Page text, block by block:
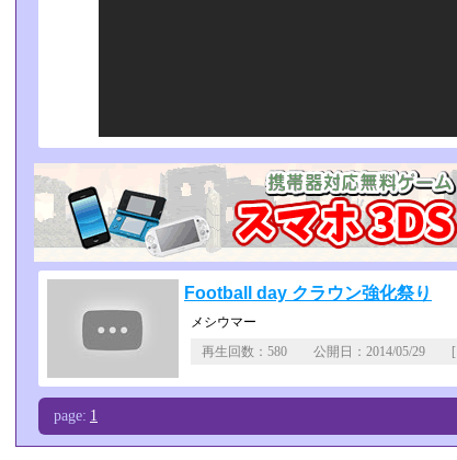
Football day クラウン強化祭り
メシウマー
再生回数：580 公開日：2014/05/29 [
page: 1